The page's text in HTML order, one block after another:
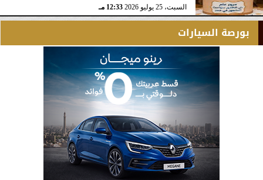
السبت، 25 يوليو 2026 12:33 مـ
بورصة السيارات